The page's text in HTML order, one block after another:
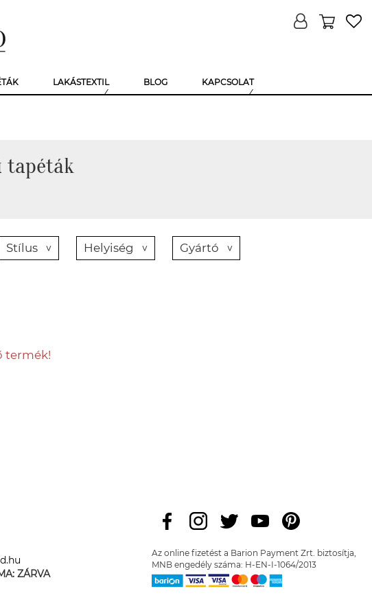
LAKÁSTEXTIL BLOG KAPCSOLAT
tapéták
Stílus Helyiség Gyártó
termék!
ZÁRVA
Az online fizetést a Barion Payment Zrt. biztosítja,
MNB engedély száma: H-EN-I-1064/2013